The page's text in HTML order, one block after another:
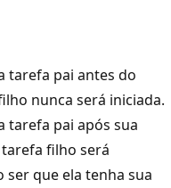
tarefa pai antes do
nunca será iniciada.
tarefa pai após sua
filho será
ser que ela tenha sua